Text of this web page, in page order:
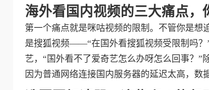
海外看国内视频的三大痛点，
第一个痛点就是咪咕视频的限制。不管你是
是搜狐视频——“在国外看搜狐视频受限制吗？
艺，“国外看不了爱奇艺怎么办呀怎么回事？
因为普通网络连接国内服务器的延迟太高，数